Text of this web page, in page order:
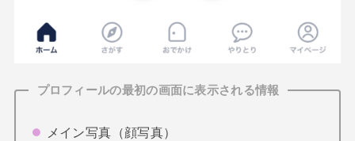
プロフィールの最初の画面に表示される情報
メイン写真（顔写真）